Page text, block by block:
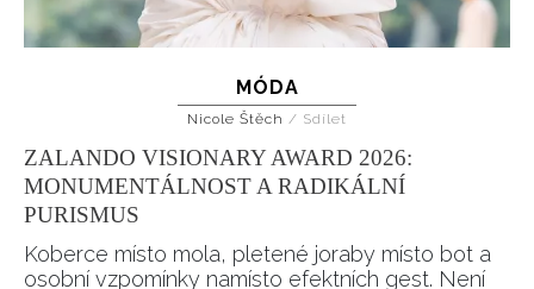
MÓDA
Nicole Štěch / Sdílet
ZALANDO VISIONARY AWARD 2026:
MONUMENTÁLNOST A RADIKÁLNÍ
PURISMUS
Koberce místo mola, pletené joraby místo bot a
osobní vzpomínky namísto efektních gest. Není